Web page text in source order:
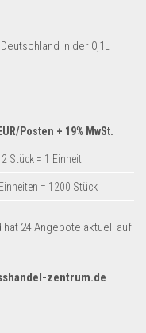
in der 0,1L
EUR/Posten + 19% MwSt.
Stück = 1 Einheit
= 1200 Stück
24 Angebote aktuell auf
zentrum.de